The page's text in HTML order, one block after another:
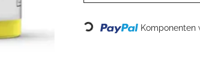
Loading... Komponenten